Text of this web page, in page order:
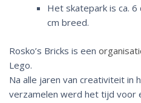
Het skatepark is ca. 6
cm breed.
Rosko’s Bricks is een
Lego.
Na alle jaren van creativiteit in
verzamelen werd het tijd voor